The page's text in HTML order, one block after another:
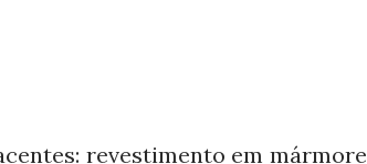
revestimento em